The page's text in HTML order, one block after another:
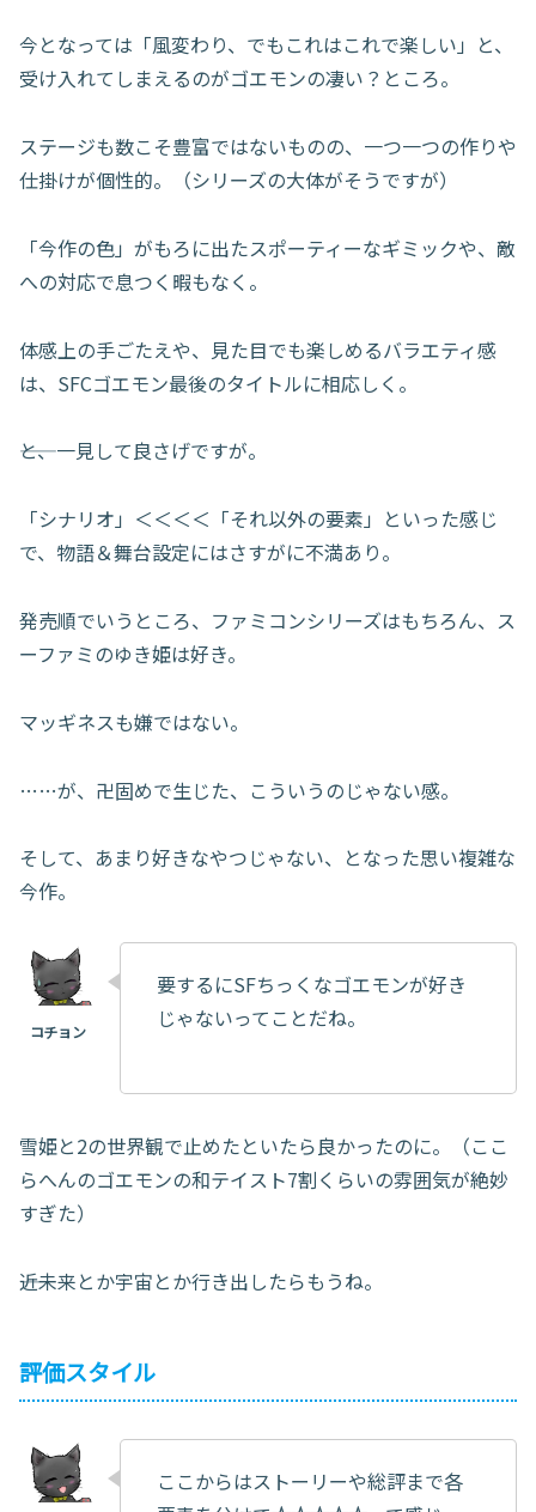
今となっては「風変わり、でもこれはこれで楽しい」と、
受け入れてしまえるのがゴエモンの凄い？ところ。
ステージも数こそ豊富ではないものの、一つ一つの作りや
仕掛けが個性的。（シリーズの大体がそうですが）
「今作の色」がもろに出たスポーティーなギミックや、敵
への対応で息つく暇もなく。
体感上の手ごたえや、見た目でも楽しめるバラエティ感
は、SFCゴエモン最後のタイトルに相応しく。
――と、一見して良さげですが。
「シナリオ」＜＜＜＜「それ以外の要素」といった感じ
で、物語＆舞台設定にはさすがに不満あり。
発売順でいうところ、ファミコンシリーズはもちろん、ス
ーファミのゆき姫は好き。
マッギネスも嫌ではない。
……が、卍固めで生じた、こういうのじゃない感。
そして、あまり好きなやつじゃない、となった思い複雑な
今作。
要するにSFちっくなゴエモンが好き
じゃないってことだね。
雪姫と2の世界観で止めたといたら良かったのに。（ここ
らへんのゴエモンの和テイスト7割くらいの雰囲気が絶妙
すぎた）
――近未来とか宇宙とか行き出したらもうね。
評価スタイル
ここからはストーリーや総評まで各